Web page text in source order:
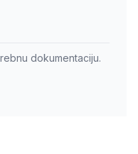
dokumentaciju.